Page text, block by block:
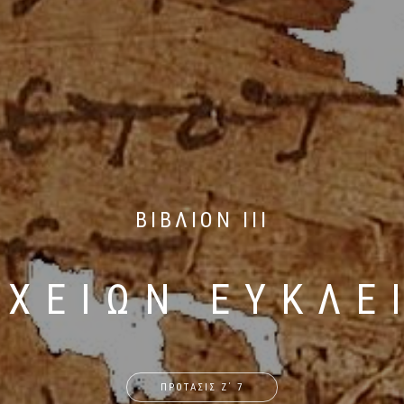
ΒΙΒΛΙΟΝ ΙΙΙ
ΠΡΟΤΑΣΙΣ Ζ΄ 7